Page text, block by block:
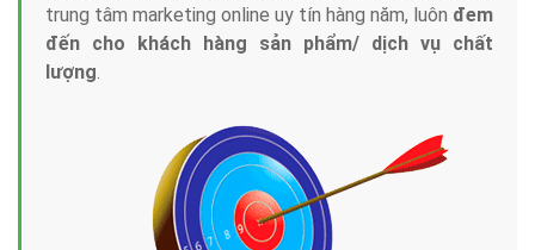
trung tâm marketing online uy tín hàng năm, luôn đem
đến cho khách hàng sản phẩm/ dịch vụ chất
lượng.